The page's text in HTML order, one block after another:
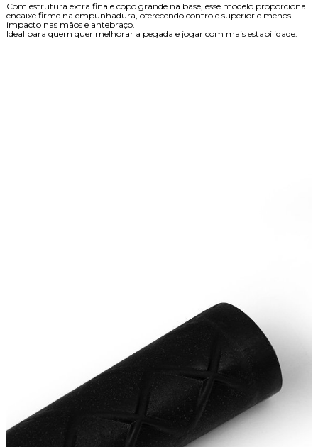
Com estrutura extra fina e copo grande na base, esse modelo proporciona
encaixe firme na empunhadura, oferecendo controle superior e menos
impacto nas mãos e antebraço.
Ideal para quem quer melhorar a pegada e jogar com mais estabilidade.